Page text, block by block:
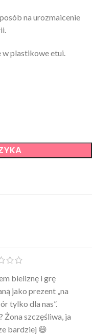
na urozmaicenie
w plastikowe etui.
intymny to był
w 10 – nie tylko
komfort, ale też
uczucie
Nie uczula, bez